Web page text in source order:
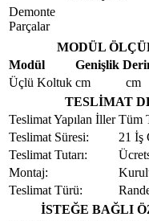
Demonte
Parçalar
MODÜL
Modül
Genişlik
Üçlü Koltuk cm cm
TESLİMAT
Teslimat Yapılan İller Tüm
Teslimat Süresi:
21 İş
Teslimat Tutarı:
Montaj:
Teslimat Türü:
İSTEĞE BAĞLI